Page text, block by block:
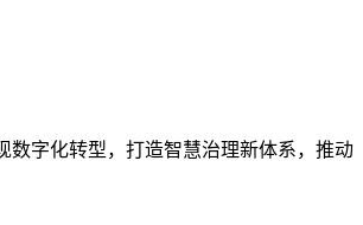
数字化转型，打造智慧治理新体系，推动